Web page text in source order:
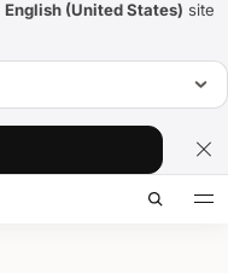
English (United States) site